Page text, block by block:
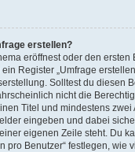
erstellen?
eröffnest oder den ersten
Register „Umfrage
Solltest du diesen
nicht die
Titel und mindestens zwei
eingeben und dabei
eigenen Zeile steht. Du
pro Benutzer“ festlegen, wie